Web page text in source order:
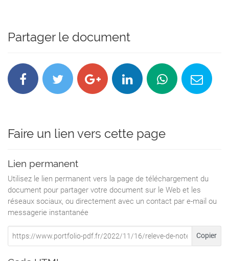
Partager le document
Faire un lien vers cette page
Lien permanent
Utilisez le lien permanent vers la page de téléchargement du
document pour partager votre document sur le Web et les
réseaux sociaux, ou directement avec un contact par e-mail ou
messagerie instantanée
Copier